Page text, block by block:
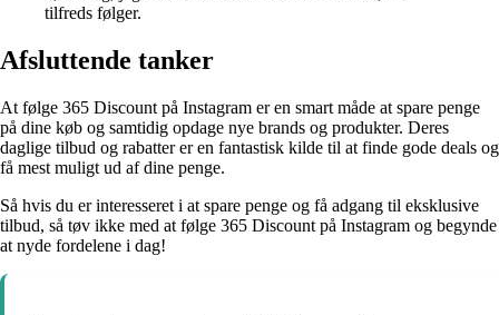
tilfreds følger.
Afsluttende tanker
At følge 365 Discount på Instagram er en smart måde at spare penge
på dine køb og samtidig opdage nye brands og produkter. Deres
daglige tilbud og rabatter er en fantastisk kilde til at finde gode deals og
få mest muligt ud af dine penge.
Så hvis du er interesseret i at spare penge og få adgang til eksklusive
tilbud, så tøv ikke med at følge 365 Discount på Instagram og begynde
at nyde fordelene i dag!